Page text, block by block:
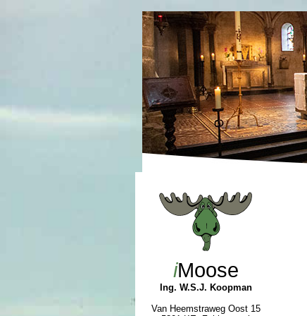
iMoose
Ing. W.S.J. Koopman
Van Heemstraweg Oost 15